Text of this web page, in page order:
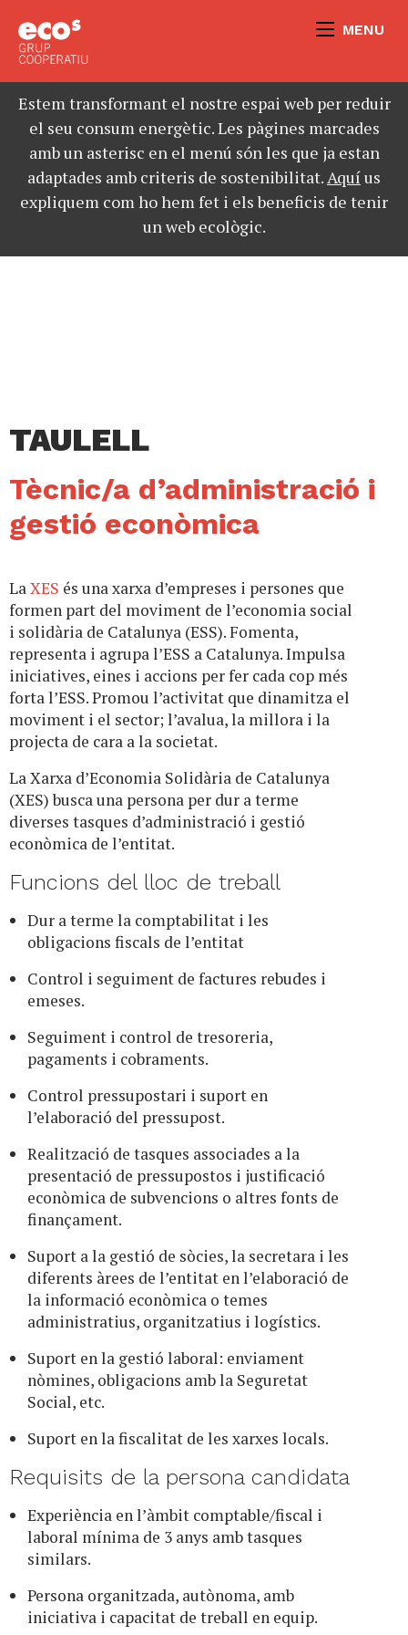
MENU
Estem transformant el nostre espai web per reduir
el seu consum energètic. Les pàgines marcades
amb un asterisc en el menú són les que ja estan
adaptades amb criteris de sostenibilitat.Aquíus
expliquem com ho hem fet i els beneficis de tenir
un web ecològic.
TAULELL
Tècnic/a d’administració i
gestió econòmica
La XES és una xarxa d’empreses i persones que
formen part del moviment de l’economia social
i solidària de Catalunya (ESS). Fomenta,
representa i agrupa l’ESS a Catalunya. Impulsa
iniciatives, eines i accions per fer cada cop més
forta l’ESS. Promou l’activitat que dinamitza el
moviment i el sector; l’avalua, la millora i la
projecta de cara a la societat.
La Xarxa d’Economia Solidària de Catalunya
(XES) busca una persona per dur a terme
diverses tasques d’administració i gestió
econòmica de l’entitat.
Funcions del lloc de treball
Dur a terme la comptabilitat i les
obligacions fiscals de l’entitat
Control i seguiment de factures rebudes i
emeses.
Seguiment i control de tresoreria,
pagaments i cobraments.
Control pressupostari i suport en
l’elaboració del pressupost.
Realització de tasques associades a la
presentació de pressupostos i justificació
econòmica de subvencions o altres fonts de
finançament.
Suport a la gestió de sòcies, la secretara i les
diferents àrees de l’entitat en l’elaboració de
la informació econòmica o temes
administratius, organitzatius i logístics.
Suport en la gestió laboral: enviament
nòmines, obligacions amb la Seguretat
Social, etc.
Suport en la fiscalitat de les xarxes locals.
Requisits de la persona candidata
Experiència en l’àmbit comptable/fiscal i
laboral mínima de 3 anys amb tasques
similars.
Persona organitzada, autònoma, amb
iniciativa i capacitat de treball en equip.